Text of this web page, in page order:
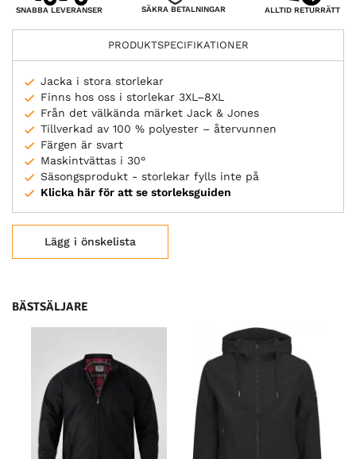
SNABBA LEVERANSER SÄKRA BETALNINGAR ALLTID RETURRÄTT
PRODUKTSPECIFIKATIONER
Jacka i stora storlekar
Finns hos oss i storlekar 3XL–8XL
Från det välkända märket Jack & Jones
Tillverkad av 100 % polyester – återvunnen
Färgen är svart
Maskintvättas i 30°
Säsongsprodukt - storlekar fylls inte på
Klicka här för att se storleksguiden
Lägg i önskelista
BÄSTSÄLJARE